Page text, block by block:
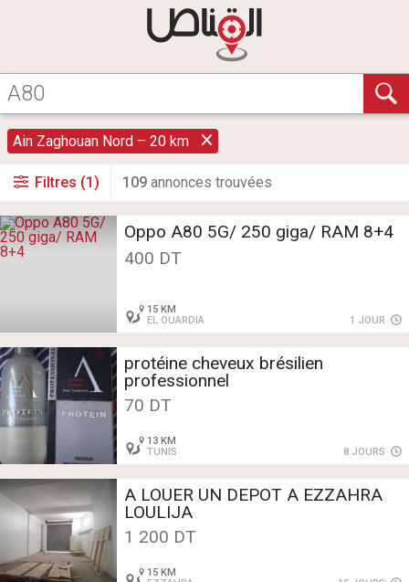
Ain Zaghouan Nord – 20 km
Filtres (1) 109 annonces trouvées
Oppo A80 5G/ 250 giga/ RAM 8+4
400 DT
15 KM
EL OUARDIA
1 JOUR
protéine cheveux brésilien
professionnel
70 DT
13 KM
TUNIS
8 JOURS
A LOUER UN DEPOT A EZZAHRA
LOULIJA
1 200 DT
15 KM